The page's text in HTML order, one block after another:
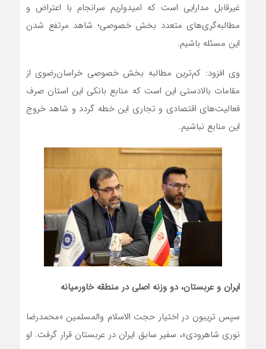
غیرقابل مدارایی است که امیدواریم سرانجام با اعتراض و
مطالبه‌گری‌های متعدد بخش خصوصی؛ شاهد مرتفع شدن
این مسئله باشیم.
وی افزود: کم‌ترین مطالبه بخش خصوصی خراسان‌رضوی از
مقامات بالادستی این است که منابع بانکی این استان صرف
فعالیت‌های اقتصادی و تجاری این خطه گردد و شاهد خروج
این منابع نباشیم.
ایران و عربستان، دو وزنه اصلی در منطقه خاورمیانه
سپس تریبون در اختیار حجت الاسلام والمسلمین «محمدرضا
نوری شاهرودی»، سفیر سابق ایران در عربستان قرار گرفت. او